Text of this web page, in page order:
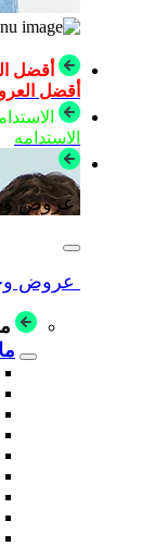
أقضل
أقضل
الاستدامه
عروض
عروض